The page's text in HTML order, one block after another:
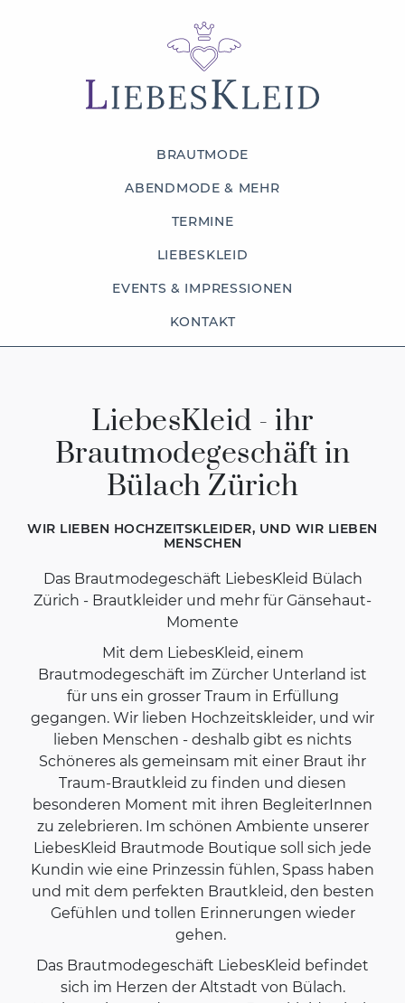
BRAUTMODE
ABENDMODE & MEHR
TERMINE
LIEBESKLEID
EVENTS & IMPRESSIONEN
KONTAKT
LiebesKleid - ihr
Brautmodegeschäft in
Bülach Zürich
WIR LIEBEN HOCHZEITSKLEIDER, UND WIR LIEBEN
MENSCHEN
Das Brautmodegeschäft LiebesKleid Bülach
Zürich - Brautkleider und mehr für Gänsehaut-
Momente
Mit dem LiebesKleid, einem
Brautmodegeschäft im Zürcher Unterland ist
für uns ein grosser Traum in Erfüllung
gegangen. Wir lieben Hochzeitskleider, und wir
lieben Menschen - deshalb gibt es nichts
Schöneres als gemeinsam mit einer Braut ihr
Traum-Brautkleid zu finden und diesen
besonderen Moment mit ihren BegleiterInnen
zu zelebrieren. Im schönen Ambiente unserer
LiebesKleid Brautmode Boutique soll sich jede
Kundin wie eine Prinzessin fühlen, Spass haben
und mit dem perfekten Brautkleid, den besten
Gefühlen und tollen Erinnerungen wieder
gehen.
Das Brautmodegeschäft LiebesKleid befindet
sich im Herzen der Altstadt von Bülach.